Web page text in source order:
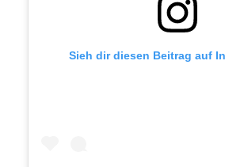
Sieh dir diesen Beitrag auf